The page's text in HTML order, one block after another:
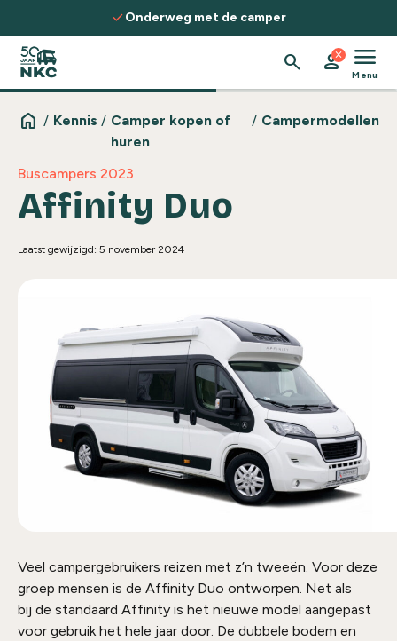
Spring naar de inhoud
met de camper
search person
close menu
Menu
home / Kennis / Camper kopen of
huren
/ Campermodellen
Buscampers 2023
Affinity Duo
Laatst gewijzigd: 5 november 2024
Veel campergebruikers reizen met z’n tweeën. Voor deze
groep mensen is de Affinity Duo ontworpen. Net als
bij de standaard Affinity is het nieuwe model aangepast
voor gebruik het hele jaar door. De dubbele bodem en